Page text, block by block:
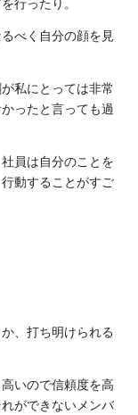
行ったり。
べく自分の顔を見
私にとっては非常
ったと言っても過
員は自分のことを
動することがすご
、打ち明けられる
いので信頼度を高
ができないメンバ